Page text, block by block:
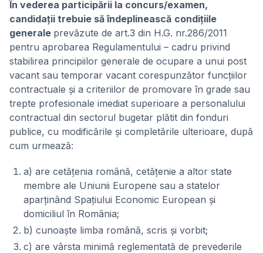
În vederea participării la concurs/examen,
candidații trebuie să îndeplinească condițiile
generale prevăzute de art.3 din H.G. nr.286/2011
pentru aprobarea Regulamentului – cadru privind
stabilirea principiilor generale de ocupare a unui post
vacant sau temporar vacant corespunzător funcțiilor
contractuale și a criteriilor de promovare în grade sau
trepte profesionale imediat superioare a personalului
contractual din sectorul bugetar plătit din fonduri
publice, cu modificările și completările ulterioare, după
cum urmează:
a) are cetățenia română, cetățenie a altor state
membre ale Uniunii Europene sau a statelor
aparținând Spațiului Economic European și
domiciliul în România;
b) cunoaște limba română, scris și vorbit;
c) are vârsta minimă reglementată de prevederile